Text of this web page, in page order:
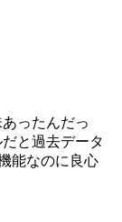
ったんだっ
と過去データ
能なのに良心